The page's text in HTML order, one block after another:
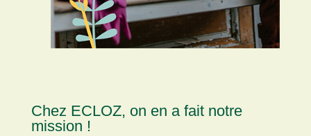
Chez ECLOZ, on en a fait notre
mission !